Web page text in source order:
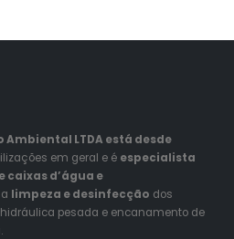
LTDA está desde
em geral e é especialista
d’água e
limpeza e desinfecção dos
pesada e encanamento de